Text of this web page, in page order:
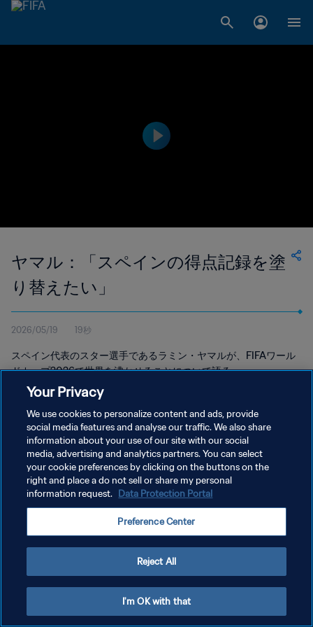
ヤマル：「スペインの得点記録を塗
り替えたい」
2026/05/19 19秒
スペイン代表のスター選手であるラミン・ヤマルが、FIFAワール
ドカップ2026で世界を沸かせることについて語る。
プライバシーポリシー
サービス利用規約
クッキー設定の管理
Your Privacy
We use cookies to personalize content and ads, provide
social media features and analyse our traffic. We also share
information about your use of our site with our social
media, advertising and analytics partners. You can select
your cookie preferences by clicking on the buttons on the
right and place a do not sell or share my personal
information request. Data Protection Portal
Preference Center
Reject All
I'm OK with that